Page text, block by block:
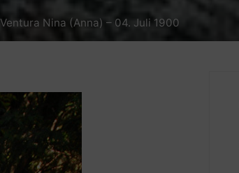
Ventura Nina (Anna) – 04. Juli 1900